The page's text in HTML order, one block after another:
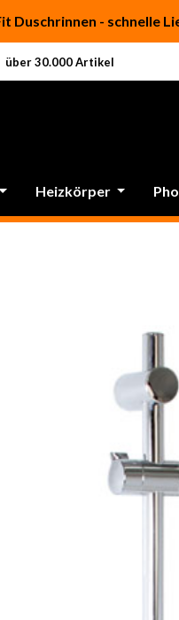
Duschrinnen - schnelle
über 30.000 Artikel
Heizkörper